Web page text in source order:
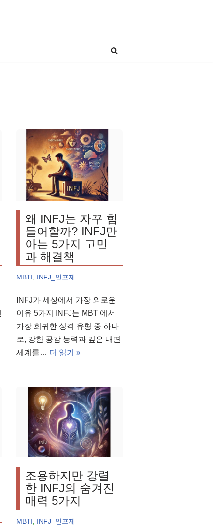
왜 INFJ는 자꾸 힘
들어할까? INFJ만
아는 5가지 고민
과 해결책
MBTI INFJ_인프제
INFJ가 세상에서 가장 외로운
이유 5가지 INFJ는 MBTI에서
가장 희귀한 성격 유형 중 하나
로, 강한 공감 능력과 깊은 내면
세계를… 더 읽기 »
조용하지만 강렬
한 INFJ의 숨겨진
매력 5가지
MBTI, INFJ_인프제